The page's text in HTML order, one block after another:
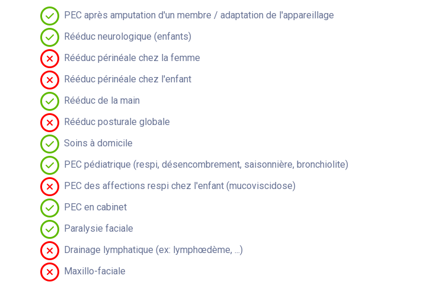
PEC après amputation d'un membre / adaptation de l'appareillage
Rééduc neurologique (enfants)
Rééduc périnéale chez la femme
Rééduc périnéale chez l'enfant
Rééduc de la main
Rééduc posturale globale
Soins à domicile
PEC pédiatrique (respi, désencombrement, saisonnière, bronchiolite)
PEC des affections respi chez l'enfant (mucoviscidose)
PEC en cabinet
Paralysie faciale
Drainage lymphatique (ex: lymphœdème, ...)
Maxillo-faciale